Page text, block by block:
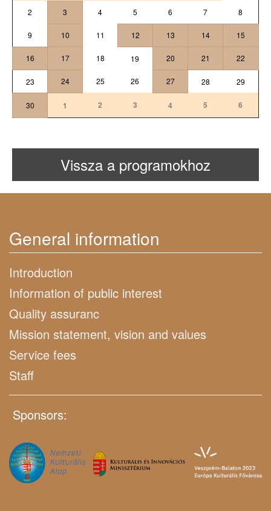
2 3 4 5 6 7 8
9 10 11 12 13 14 15
16 17 18 19 20 21 22
23 24 25 26 27 28 29
30 1 2 3 4 5 6
Vissza a programokhoz
General information
Introduction
Information of public interest
Quality assuranc
Mission statement, vision and values
Service fees
Staff
Sponsors: